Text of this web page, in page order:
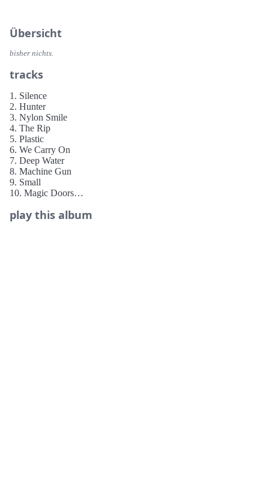
Übersicht
bisher nichts.
tracks
1. Silence
2. Hunter
3. Nylon Smile
4. The Rip
5. Plastic
6. We Carry On
7. Deep Water
8. Machine Gun
9. Small
10. Magic Doors
play this album